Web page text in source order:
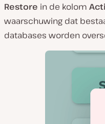
Restore in de kolom
waarschuwing dat
databases worden